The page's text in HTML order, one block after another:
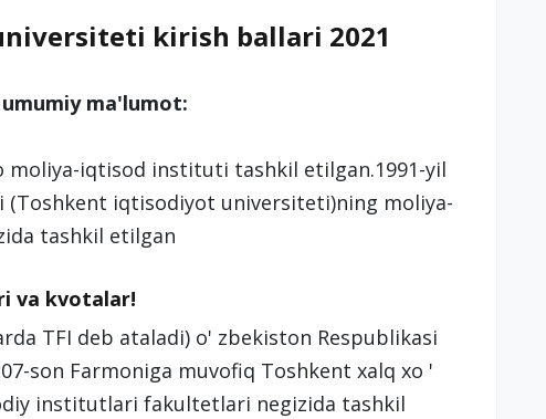
kirish ballari 2021
ma'lumot:
moliya-iqtisod instituti tashkil etilgan.1991-yil
(Toshkent iqtisodiyot universiteti)ning moliya-
tashkil etilgan
va kvotalar!
TFI deb ataladi) o' zbekiston Respublikasi
son Farmoniga muvofiq Toshkent xalq xo '
institutlari fakultetlari negizida tashkil